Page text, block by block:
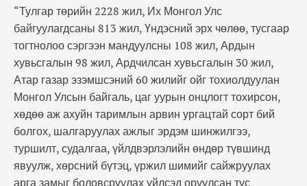
“Тулгар төрийн 2228 жил, Их Монгол Улс
байгуулагдсаны 813 жил, Үндэсний эрх чөлөө, тусгаар
тогтнолоо сэргээн мандуулсны 108 жил, Ардын
хувьсгалын 98 жил, Ардчилсан хувьсгалын 30 жил,
Атар газар эзэмшсэний 60 жилийг ойг тохиолдуулан
Монгол Улсын байгаль, цаг уурын онцлогт тохирсон,
хөдөө аж ахуйн таримлын арвин ургацтай сорт бий
болгох, шалгаруулах ажлыг эрдэм шинжилгээ,
туршилт, судалгаа, үйлдвэрлэлийн өндөр түвшинд
явуулж, хөрсний бүтэц, үржил шимийг сайжруулах
арга замыг боловсруулах үйлсэд оруулсан тус